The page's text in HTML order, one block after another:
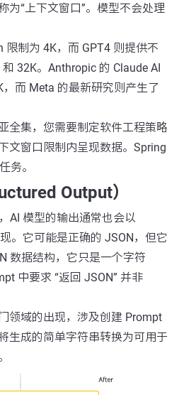
为“上下文窗口”。模型不会处理
限制为 4K，而 GPT4 则提供不
32K。Anthropic 的 Claude AI
而 Meta 的最新研究则产生了
全集，您需要制定软件工程策略
文窗口限制内呈现数据。Spring
务。
Output）
AI 模型的输出通常也会以
。它可能是正确的 JSON，但它
数据结构，它只是一个字符
中要求 “返回 JSON” 并非
领域的出现，涉及创建 Prompt
生成的简单字符串转换为可用于